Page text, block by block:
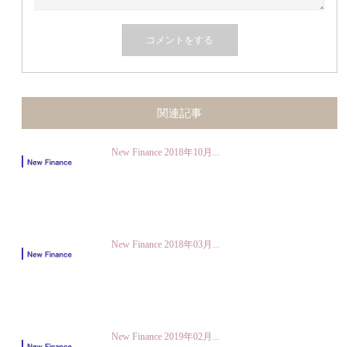
関連記事
New Finance 2018年10月...
New Finance 2018年03月...
New Finance 2019年02月...